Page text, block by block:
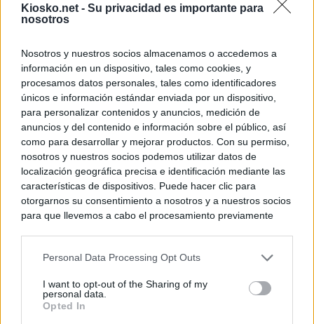
Kiosko.net - Su privacidad es importante para
nosotros
Nosotros y nuestros socios almacenamos o accedemos a
información en un dispositivo, tales como cookies, y
procesamos datos personales, tales como identificadores
únicos e información estándar enviada por un dispositivo,
para personalizar contenidos y anuncios, medición de
anuncios y del contenido e información sobre el público, así
como para desarrollar y mejorar productos. Con su permiso,
nosotros y nuestros socios podemos utilizar datos de
localización geográfica precisa e identificación mediante las
características de dispositivos. Puede hacer clic para
otorgarnos su consentimiento a nosotros y a nuestros socios
para que llevemos a cabo el procesamiento previamente
negar su consentimiento. Tenga en cuenta que algún
de su consentimiento, pero usted tiene el derecho de
rechazar tal procesamiento. Sus preferencias se aplicarán
Personal Data Processing Opt Outs
I want to opt-out of the Sharing of my
personal data.
Opted In